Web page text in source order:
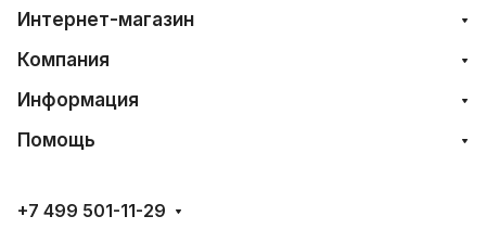
Интернет-магазин
Компания
Информация
Помощь
+7 499 501-11-29